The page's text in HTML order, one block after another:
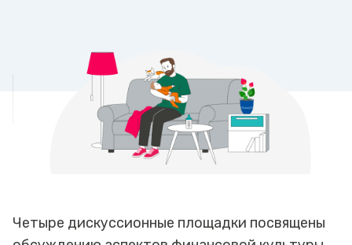
Четыре дискуссионные площадки посвящены